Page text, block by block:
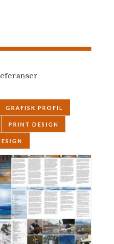
GRAFISK PROFIL
PRINT DESIGN